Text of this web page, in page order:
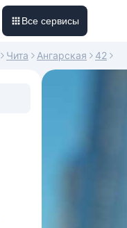
Все сервисы
Чита Ангарская 42